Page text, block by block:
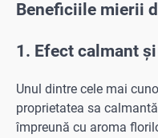
Beneficiile mierii
1. Efect calmant
Unul dintre cele mai
proprietatea sa
împreună cu aroma